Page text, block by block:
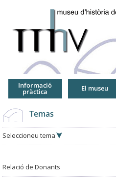
Informació
pràctica El museu
Temas
Seleccioneu tema
Relació de Donants